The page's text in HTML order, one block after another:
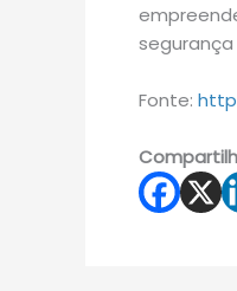
Fonte: